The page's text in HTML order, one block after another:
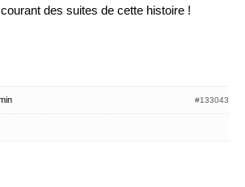
des suites de cette histoire !
#133043